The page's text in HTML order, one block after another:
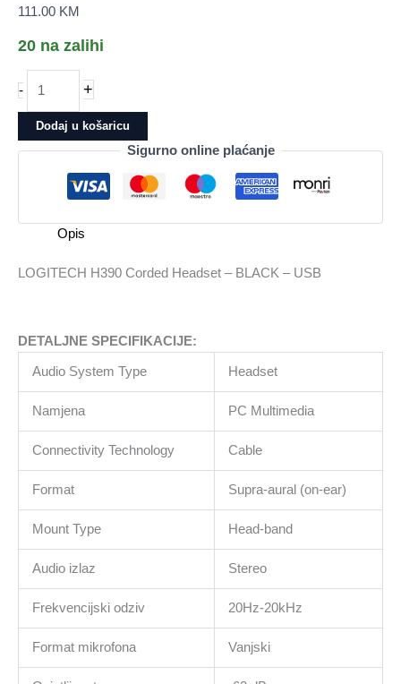
111.00 KM
20 na zalihi
-
LOGITECH
H390
Corded
Headset
USB
količina
+
Dodaj u košaricu
Sigurno online plaćanje
Opis
LOGITECH H390 Corded Headset – BLACK – USB
DETALJNE SPECIFIKACIJE:
Audio System Type Headset
Namjena PC Multimedia
Connectivity Technology Cable
Format Supra-aural (on-ear)
Mount Type Head-band
Audio izlaz Stereo
Frekvencijski odziv 20Hz-20kHz
Format mikrofona Vanjski